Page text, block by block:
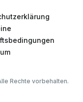
Rechte vorbehalten.